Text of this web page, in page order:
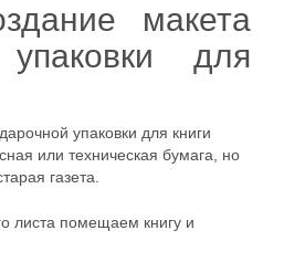
макета
для
упаковки для книги
или техническая бумага, но
газета.
листа помещаем книгу и